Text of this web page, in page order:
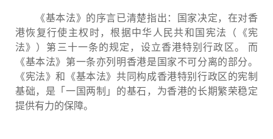
《基本法》的序言已清楚指出：国家决定，在对香
港恢复行使主权时，根据中华人民共和国宪法（《宪
法》）第三十一条的规定，设立香港特别行政区。 而
《基本法》第一条亦列明香港是国家不可分离的部分。
《宪法》和《基本法》共同构成香港特别行政区的宪制
基础，是「一国两制」的基石，为香港的长期繁荣稳定
提供有力的保障。